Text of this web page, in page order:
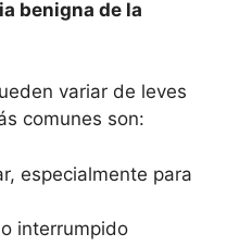
benigna de la
variar de leves
comunes son:
especialmente para
interrumpido